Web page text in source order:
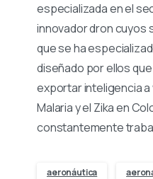
especializada en el
innovador dron cuyos
que se ha
diseñado por ellos
exportar inteligencia
Malaria y el Zika en
constantemente
aeronáutica